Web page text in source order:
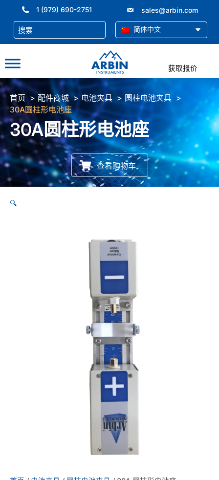
1 (979) 690-2751 sales@arbin.com
简体中文
获取报价
首页 配件商城 电池夹具
圆柱电池夹具
30A圆柱形电池座
30A圆柱形电池座
查看购物车
🔍